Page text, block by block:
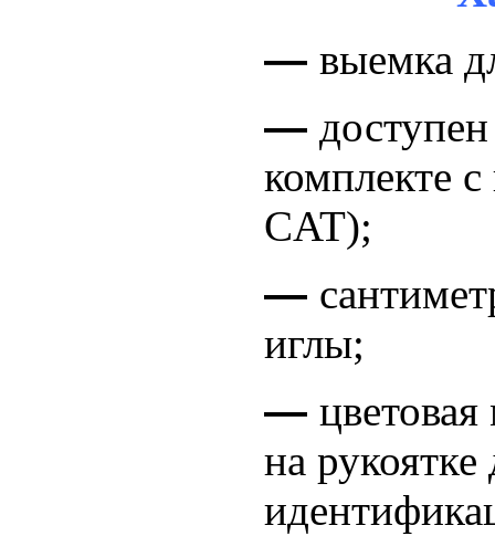
― выемка
―
комплекте
CAT);
―
иглы;
―
на